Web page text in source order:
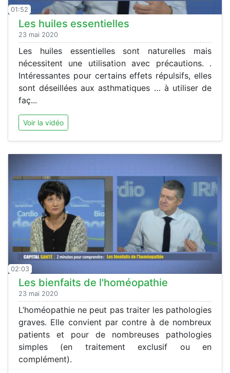
01:52
Les huiles essentielles
23 mai 2020
Les huiles essentielles sont naturelles mais
nécessitent une utilisation avec précautions. .
Intéressantes pour certains effets répulsifs, elles
sont déseillées aux asthmatiques … à utiliser de
faç...
Voir la vidéo
02:03
Les bienfaits de l'homéopathie
23 mai 2020
L’homéopathie ne peut pas traiter les pathologies
graves. Elle convient par contre à de nombreux
patients et pour de nombreuses pathologies
simples (en traitement exclusif ou en
complément).